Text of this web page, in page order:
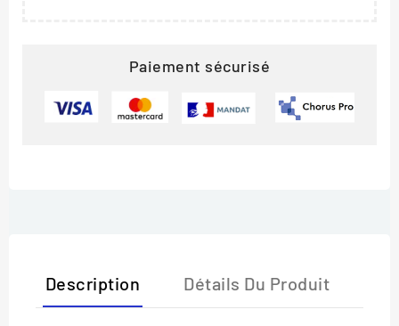
Paiement sécurisé
Description Détails Du Produit